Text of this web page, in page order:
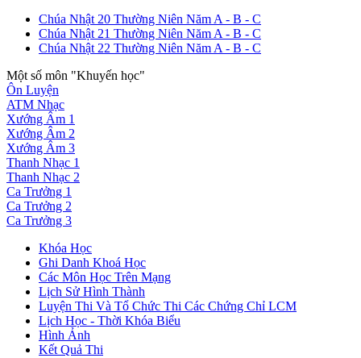
Chúa Nhật 20 Thường Niên Năm A - B - C
Chúa Nhật 21 Thường Niên Năm A - B - C
Chúa Nhật 22 Thường Niên Năm A - B - C
Một số môn "Khuyến học"
Ôn Luyện
ATM Nhạc
Xướng Âm 1
Xướng Âm 2
Xướng Âm 3
Thanh Nhạc 1
Thanh Nhạc 2
Ca Trưởng 1
Ca Trưởng 2
Ca Trưởng 3
Khóa Học
Ghi Danh Khoá Học
Các Môn Học Trên Mạng
Lịch Sử Hình Thành
Luyện Thi Và Tổ Chức Thi Các Chứng Chỉ LCM
Lịch Học - Thời Khóa Biểu
Hình Ảnh
Kết Quả Thi